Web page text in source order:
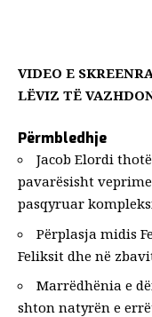
VIDEO E
LËVIZ TË
Përmbledhje
Jacob Elordi
pavarësisht
pasqyruar
Përplasja midis
Feliksit dhe në
Marrëdhënia e
shton natyrën e